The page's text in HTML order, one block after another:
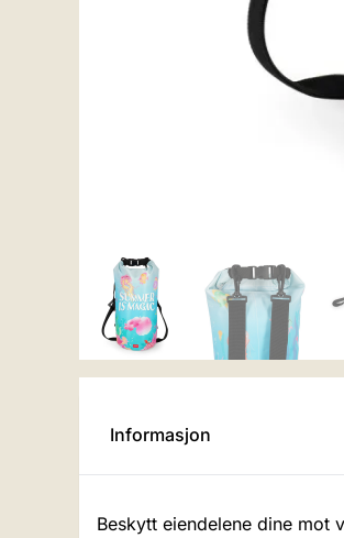
Informasjon
Beskytt eiendelene dine mot